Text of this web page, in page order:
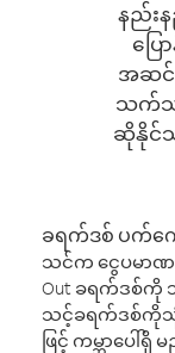
နည်းန
ပြ
အဆင်
သက်သာ
ဆိုနိုင်
ခရက်ဒစ် ပက်ကေ့
သင်က ငွေပမာ
Out ခရက်ဒစ်
သင့်ခရက်ဒစ်ကိုသုံ
ဖြင့် ကမ္ဘာပေ